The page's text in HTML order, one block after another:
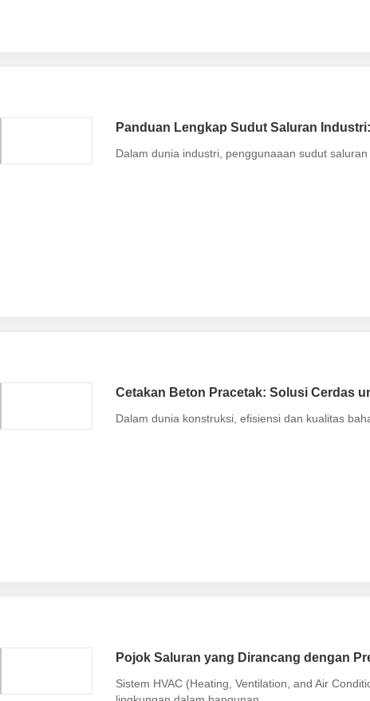
Panduan Lengkap Sudut Saluran
Dalam dunia industri, penggunaaan sudut
Cetakan Beton Pracetak: Solusi Cerdas
Dalam dunia konstruksi, efisiensi dan kualitas
Pojok Saluran yang Dirancang dengan
Sistem HVAC (Heating, Ventilation, and Air